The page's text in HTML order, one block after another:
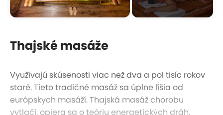
Thajské masáže
Využívajú skúsenosti viac než dva a pol tisíc rokov
staré. Tieto tradičné masáž sa úplne líšia od
európskych masáží. Thajská masáž chorobu
vytlačí, opiera sa o teóriu energetických dráh,